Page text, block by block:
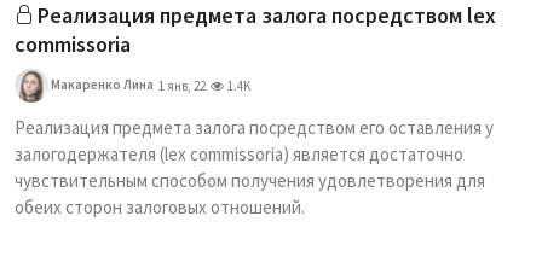
База знаний
Подписка
Реализация предмета залога посредством lex
commissoria
Макаренко Лина 1 янв, 22 1.4K
Реализация предмета залога посредством его оставления у
залогодержателя (lex commissoria) является достаточно
чувствительным способом получения удовлетворения для
обеих сторон залоговых отношений.